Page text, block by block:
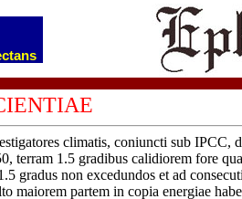
climatis, coniuncti sub IPCC,
terram 1.5 gradibus calidiorem fore
gradus non excedundos et ad
maiorem partem in copia energiae